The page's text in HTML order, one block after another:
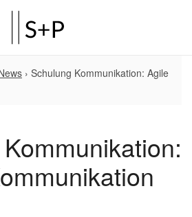
› Schulung Kommunikation: Agile